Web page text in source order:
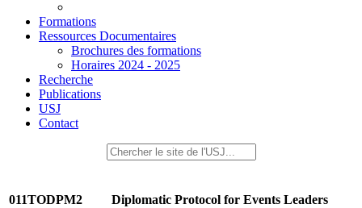
Formations
Ressources Documentaires
Brochures des formations
Horaires 2024 - 2025
Recherche
Publications
USJ
Contact
011TODPM2 Diplomatic Protocol for Events Leaders